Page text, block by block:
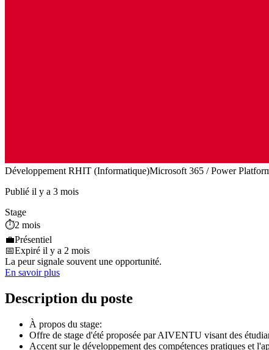
Développement RHIT (Informatique)Microsoft 365 / Power
Publié il y a 3 mois
Stage
⏱️2 mois
💼Présentiel
📅Expiré il y a 2 mois
La peur signale souvent une opportunité.
En savoir plus
Description du poste
À propos du stage:
Offre de stage d'été proposée par AIVENTU visant des
Accent sur le développement des compétences pratiques et